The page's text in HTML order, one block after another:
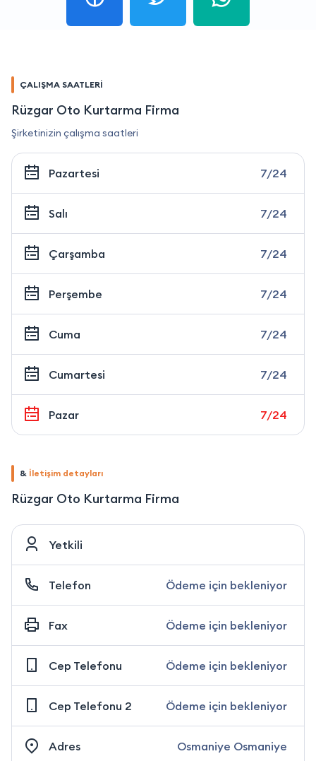
ÇALIŞMA SAATLERİ
Rüzgar Oto Kurtarma Firma
Şirketinizin çalışma saatleri
Pazartesi 7/24
Salı 7/24
Çarşamba 7/24
Perşembe 7/24
Cuma 7/24
Cumartesi 7/24
Pazar 7/24
& İletişim detayları
Rüzgar Oto Kurtarma Firma
Yetkili
Telefon Ödeme için bekleniyor
Fax Ödeme için bekleniyor
Cep Telefonu Ödeme için bekleniyor
Cep Telefonu 2 Ödeme için bekleniyor
Adres Osmaniye Osmaniye